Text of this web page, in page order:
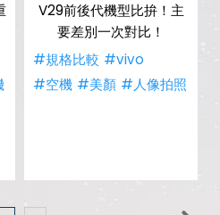
V29前後代機型比拚！主
要差別一次對比！
#規格比較 #vivo
#空機 #美顏 #人像拍照